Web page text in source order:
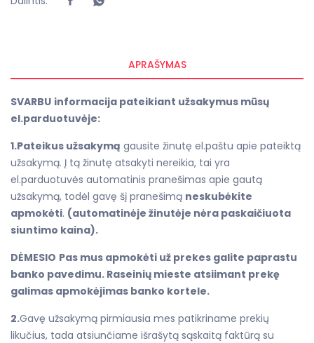
APRAŠYMAS
SVARBU informacija pateikiant užsakymus mūsų
el.parduotuvėje:
1.Pateikus užsakymą gausite žinutę el.paštu apie pateiktą
užsakymą. Į tą žinutę atsakyti nereikia, tai yra
el.parduotuvės automatinis pranešimas apie gautą
užsakymą, todėl gavę šį pranešimą neskubėkite
apmokėti. (automatinėje žinutėje nėra paskaičiuota
siuntimo kaina).
DĖMESIO Pas mus apmokėti už prekes galite paprastu
banko pavedimu. Raseinių mieste atsiimant prekę
galimas apmokėjimas banko kortele.
2.Gavę užsakymą pirmiausia mes patikriname prekių
likučius, tada atsiunčiame išrašytą sąskaitą faktūrą su